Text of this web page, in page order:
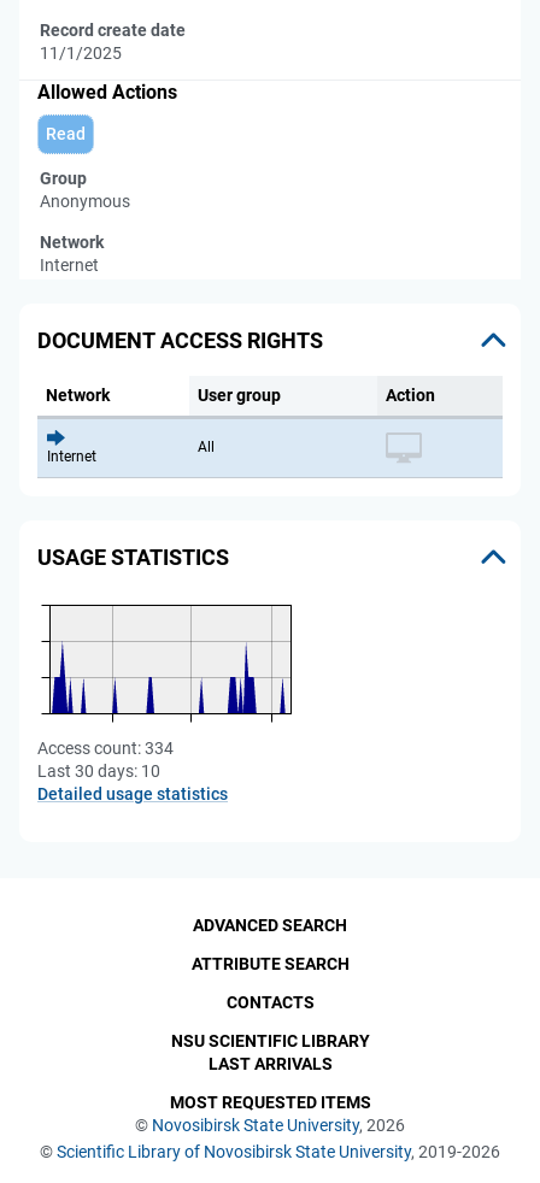
Record create date
11/1/2025
Allowed Actions
Read
Group
Anonymous
Network
Internet
DOCUMENT ACCESS RIGHTS
Network User group Action
Internet
All
USAGE STATISTICS
Access count:334
Last 30 days: 10
Detailed usage statistics
© Novosibirsk State University, 2026
©Scientific Library of Novosibirsk State University, 2019-2026
ADVANCED SEARCH
ATTRIBUTE SEARCH
CONTACTS
NSU SCIENTIFIC LIBRARY
LAST ARRIVALS
MOST REQUESTED ITEMS